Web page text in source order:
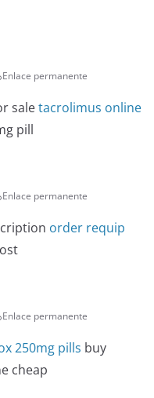
Enlace permanente
saletacrolimus online
pill
Enlace permanente
order requip
Enlace permanente
250mg pills buy
cheap